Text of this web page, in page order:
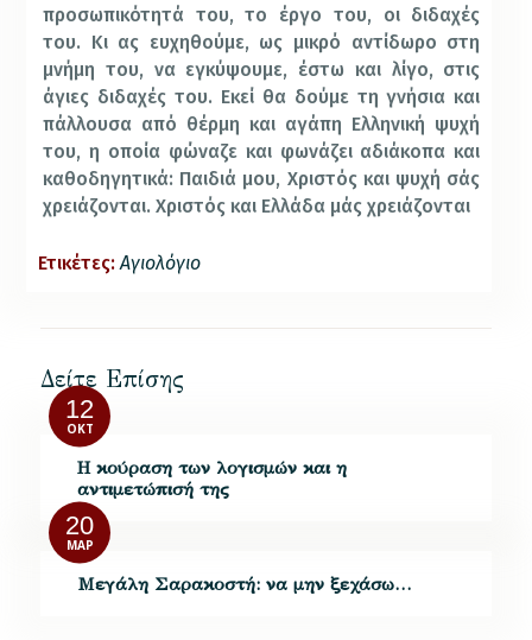
προσωπικότητά του, το έργο του, οι διδαχές
του. Κι ας ευχηθούμε, ως μικρό αντίδωρο στη
μνήμη του, να εγκύψουμε, έστω και λίγο, στις
άγιες διδαχές του. Εκεί θα δούμε τη γνήσια και
πάλλουσα από θέρμη και αγάπη Ελληνική ψυχή
του, η οποία φώναζε και φωνάζει αδιάκοπα και
καθοδηγητικά: Παιδιά μου, Χριστός και ψυχή σάς
χρειάζονται. Χριστός και Ελλάδα μάς χρειάζονται
Ετικέτες: Αγιολόγιο
Δείτε Επίσης
12
ΟΚΤ
Η κούραση των λογισμών και η
αντιμετώπισή της
20
ΜΑΡ
Μεγάλη Σαρακοστή: να μην ξεχάσω…